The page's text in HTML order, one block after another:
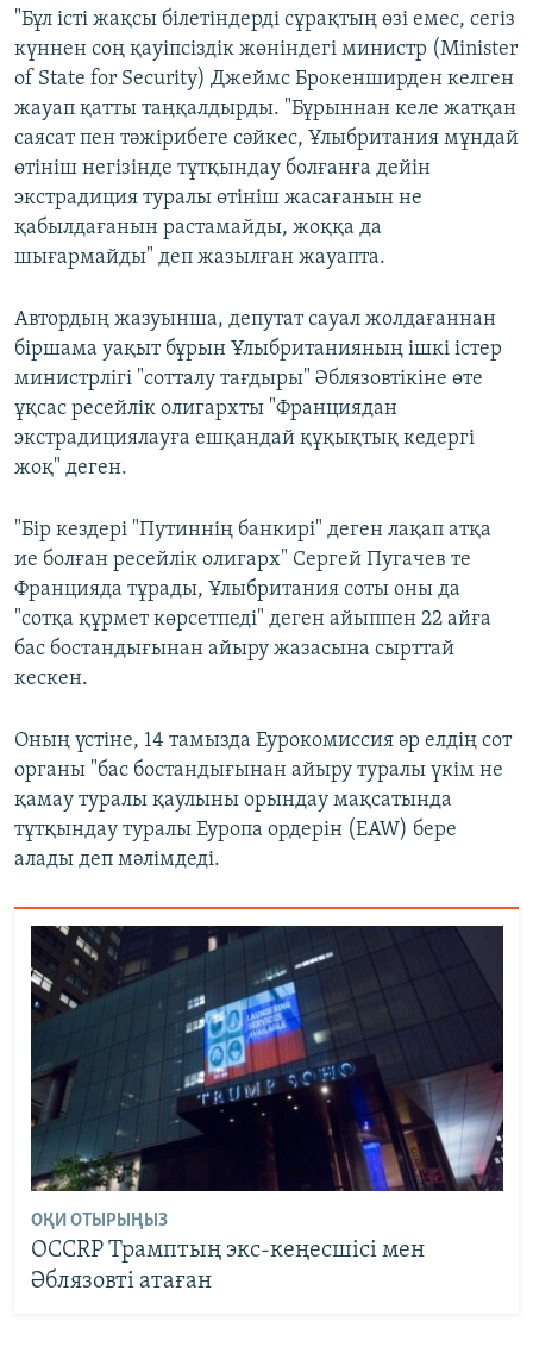
"Бұл істі жақсы білетіндерді сұрақтың өзі емес, сегіз
күннен соң қауіпсіздік жөніндегі министр (Minister
of State for Security) Джеймс Брокенширден келген
жауап қатты таңқалдырды. "Бұрыннан келе жатқан
саясат пен тәжірибеге сәйкес, Ұлыбритания мұндай
өтініш негізінде тұтқындау болғанға дейін
экстрадиция туралы өтініш жасағанын не
қабылдағанын растамайды, жоққа да
шығармайды" деп жазылған жауапта.
Автордың жазуынша, депутат сауал жолдағаннан
біршама уақыт бұрын Ұлыбританияның ішкі істер
министрлігі "сотталу тағдыры" Әблязовтікіне өте
ұқсас ресейлік олигархты "Франциядан
экстрадициялауға ешқандай құқықтық кедергі
жоқ" деген.
"Бір кездері "Путиннің банкирі" деген лақап атқа
ие болған ресейлік олигарх" Сергей Пугачев те
Францияда тұрады, Ұлыбритания соты оны да
"сотқа құрмет көрсетпеді" деген айыппен 22 айға
бас бостандығынан айыру жазасына сырттай
кескен.
Оның үстіне, 14 тамызда Еурокомиссия әр елдің сот
органы "бас бостандығынан айыру туралы үкім не
қамау туралы қаулыны орындау мақсатында
тұтқындау туралы Еуропа ордерін (EAW) бере
алады деп мәлімдеді.
ОҚИ ОТЫРЫҢЫЗ
OCCRP Трамптың экс-кеңесшісі мен
Әблязовті атаған